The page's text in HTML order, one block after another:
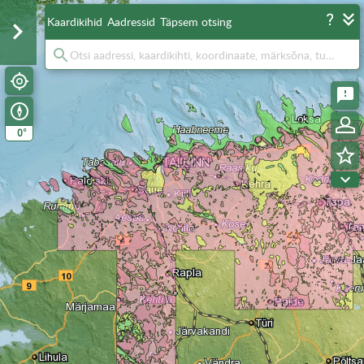
0°
Kaardikihid Aadressid Täpsem otsing